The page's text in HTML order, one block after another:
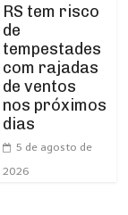
RS tem risco
de
tempestades
com rajadas
de ventos
nos próximos
dias
5 de agosto de
2026